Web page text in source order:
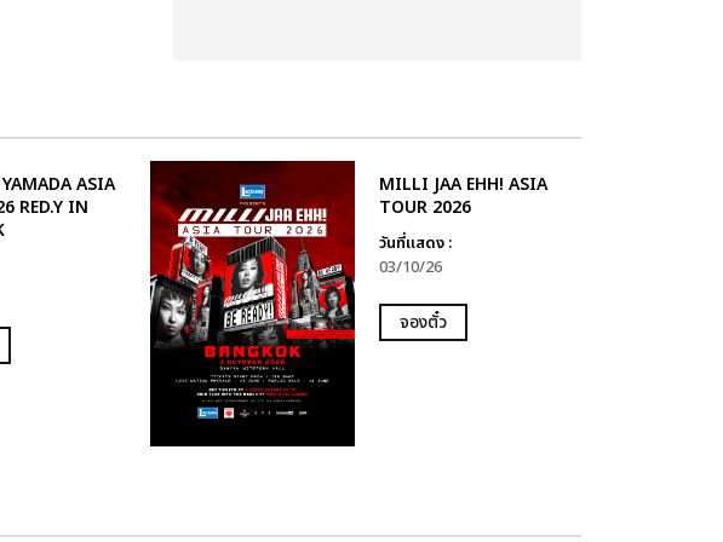
YAMADA ASIA
RED.Y IN
MILLI JAA EHH! ASIA
TOUR 2026
วันที่แสดง :
03/10/26
จองตั๋ว